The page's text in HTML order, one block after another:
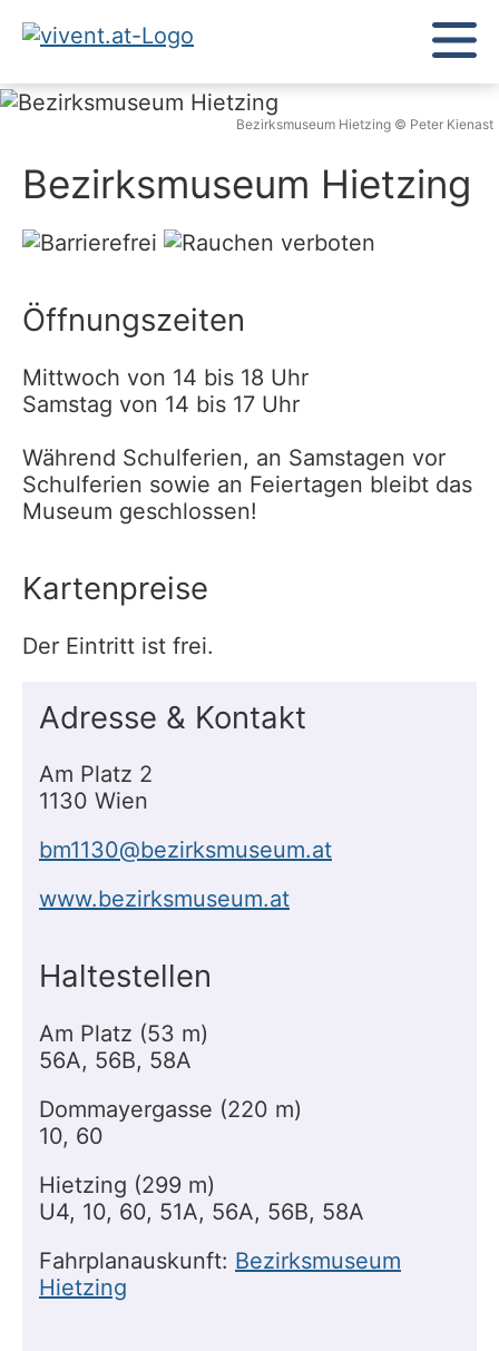
Bezirksmuseum Hietzing © Peter Kienast
Bezirksmuseum Hietzing
Öffnungszeiten
Mittwoch von 14 bis 18 Uhr
Samstag von 14 bis 17 Uhr
Während Schulferien, an Samstagen vor
Schulferien sowie an Feiertagen bleibt das
Museum geschlossen!
Kartenpreise
Der Eintritt ist frei.
Adresse & Kontakt
Am Platz 2
1130 Wien
bm1130@bezirksmuseum.at
www.bezirksmuseum.at
Haltestellen
Am Platz (53 m)
56A, 56B, 58A
Dommayergasse (220 m)
10, 60
Hietzing (299 m)
U4, 10, 60, 51A, 56A, 56B, 58A
Fahrplanauskunft: Bezirksmuseum
Hietzing